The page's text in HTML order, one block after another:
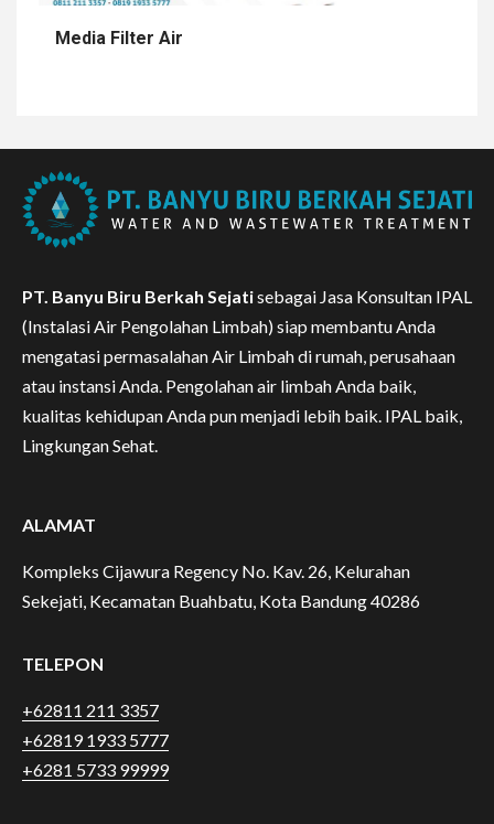
Media Filter Air
PT. Banyu Biru Berkah Sejatisebagai Jasa Konsultan IPAL
(Instalasi Air Pengolahan Limbah) siap membantu Anda
mengatasi permasalahan Air Limbah di rumah, perusahaan
atau instansi Anda. Pengolahan air limbah Anda baik,
kualitas kehidupan Anda pun menjadi lebih baik. IPAL baik,
Lingkungan Sehat.
ALAMAT
Kompleks Cijawura Regency No. Kav. 26, Kelurahan
Sekejati, Kecamatan Buahbatu, Kota Bandung 40286
TELEPON
+62811 211 3357
+62819 1933 5777
+6281 5733 99999